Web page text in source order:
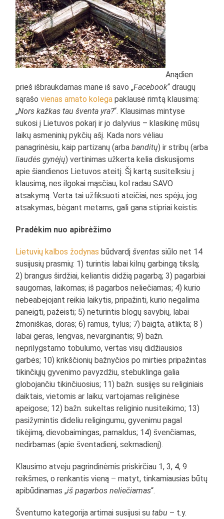
Anądien
prieš išbraukdamas mane iš savo „Facebook“ draugų
sąrašovienas amato kolega paklausė rimtą klausimą:
„Nors kažkas tau šventa yra?“. Klausimas mintyse
sukosi į Lietuvos pokarį ir jo dalyvius – klasikinę mūsų
laikų asmeninių pykčių ašį. Kada nors vėliau
panagrinėsiu, kaip partizanų (arbabanditų) ir stribų (arba
liaudės gynėjų) vertinimas užkerta kelia diskusijoms
apie šiandienos Lietuvos ateitį. Šį kartą susitelksiu į
klausimą, nes ilgokai mąsčiau, kol radau SAVO
atsakymą. Verta tai užfiksuoti ateičiai, nes spėju, jog
atsakymas, bėgant metams, gali gana stipriai keistis.
Pradėkim nuo apibrėžimo
Lietuvių kalbos žodynas būdvardįšventas siūlo net 14
susijusių prasmių: 1) turintis labai kilnų garbingą tikslą;
2) brangus širdžiai, keliantis didžią pagarbą; 3) pagarbiai
saugomas, laikomas; iš pagarbos neliečiamas; 4) kurio
nebeabejojant reikia laikytis, pripažinti, kurio negalima
paneigti, pažeisti; 5) neturintis blogų savybių, labai
žmoniškas, doras; 6) ramus, tylus; 7) baigta, atlikta; 8 )
labai geras, lengvas, nevarginantis; 9) bažn.
neprilygstamo tobulumo, vertas visų didžiausios
garbės; 10) krikščionių bažnyčios po mirties pripažintas
tikinčiųjų gyvenimo pavyzdžiu, stebuklinga galia
globojančiu tikinčiuosius; 11) bažn. susijęs su religiniais
daiktais, vietomis ar laiku; vartojamas religinėse
apeigose; 12) bažn. sukeltas religinio nusiteikimo; 13)
pasižymintis dideliu religingumu, gyvenimu pagal
tikėjimą, dievobaimingas, pamaldus; 14) švenčiamas,
nedirbamas (apie šventadienį, sekmadienį).
Klausimo atveju pagrindinėmis priskirčiau 1, 3, 4, 9
reikšmes, o renkantis vieną – matyt, tinkamiausias būtų
apibūdinamas „iš pagarbos neliečiamas“.
Šventumo kategorija artimai susijusi sutabu – t.y.